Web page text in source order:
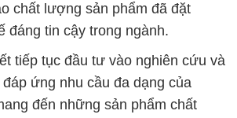
chất lượng sản phẩm đã đặt
đáng tin cậy trong ngành.
tiếp tục đầu tư vào nghiên cứu và
ứng nhu cầu đa dạng của
đến những sản phẩm chất